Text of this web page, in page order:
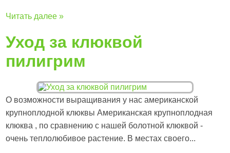
Читать далее »
Уход за клюквой
пилигрим
О возможности выращивания у нас американской
крупноплодной клюквы Американская крупноплодная
клюква , по сравнению с нашей болотной клюквой -
очень теплолюбивое растение. В местах своего...